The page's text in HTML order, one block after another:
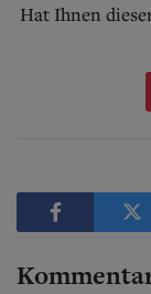
Hat Ihnen